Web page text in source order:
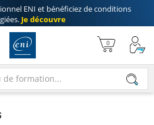
ENI et bénéficiez deconditions
. Je découvre